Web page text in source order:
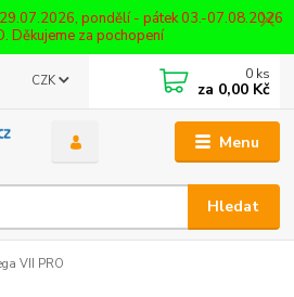
pondělí - pátek 03.-07.08.2026
Děkujeme za pochopení
Menu
CZK
Hledat
0 ks
za 0,00 Kč
VII PRO